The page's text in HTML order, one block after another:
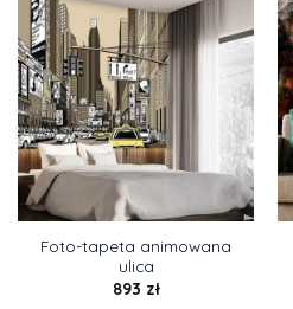
Foto-tapeta animowana
ulica
893 zł